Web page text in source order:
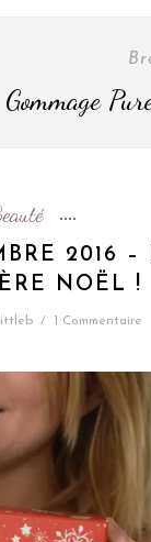
Gommage
2016 –
NOËL !
/ 1 Commentaire